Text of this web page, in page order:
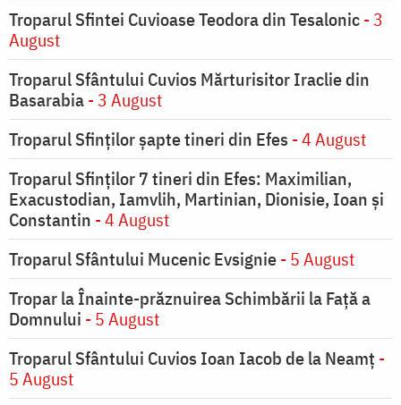
Troparul Sfintei Cuvioase Teodora din Tesalonic- 3
August
Troparul Sfântului Cuvios Mărturisitor Iraclie din
Basarabia- 3 August
Troparul Sfinţilor şapte tineri din Efes - 4 August
Troparul Sfinţilor 7 tineri din Efes: Maximilian,
Exacustodian, Iamvlih, Martinian, Dionisie, Ioan şi
Constantin - 4 August
Troparul Sfântului Mucenic Evsignie- 5 August
Tropar la Înainte-prăznuirea Schimbării la Faţă a
Domnului - 5 August
Troparul Sfântului Cuvios Ioan Iacob de la Neamț -
5 August